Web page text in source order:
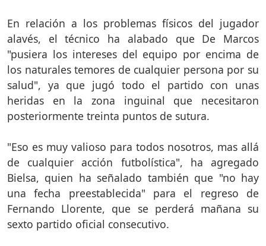
En relación a los problemas físicos del jugador
alavés, el técnico ha alabado que De Marcos
"pusiera los intereses del equipo por encima de
los naturales temores de cualquier persona por su
salud", ya que jugó todo el partido con unas
heridas en la zona inguinal que necesitaron
posteriormente treinta puntos de sutura.
"Eso es muy valioso para todos nosotros, mas allá
de cualquier acción futbolística", ha agregado
Bielsa, quien ha señalado también que "no hay
una fecha preestablecida" para el regreso de
Fernando Llorente, que se perderá mañana su
sexto partido oficial consecutivo.